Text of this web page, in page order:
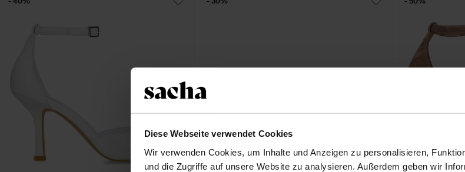
Diese Webseite verwendet Cookies
Wir verwenden Cookies, um Inhalte und Anzeigen zu personalisieren,
und die Zugriffe auf unsere Website zu analysieren. Außerdem geben wir